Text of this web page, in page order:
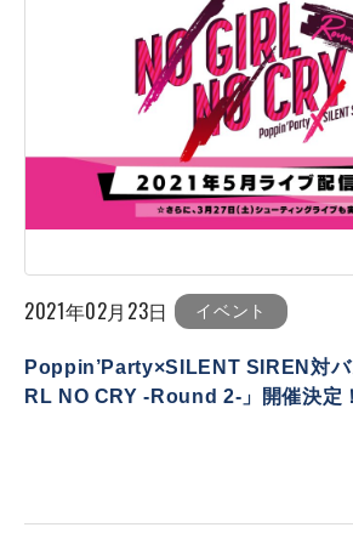
2021年02月23日 イベント
Poppin’Party×SILENT SIREN対バ
RL NO CRY -Round 2-」開催決定！